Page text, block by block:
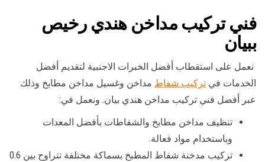
فني تركيب مداخن هندي رخيص
ببيان
نعمل على استقطاب أفضل الخبرات الاجنبية لتقديم أفضل
الخدمات في تركيب شفاط مداخن وغسيل مداخن مطابخ وذلك
عبر أفضل فني تركيب مداخن هندي بيان. ونعمل في:
تنظيف مداخن مطابخ والشفاطات بأفضل المعدات
وباستخدام مواد فعالة.
تركيب مدخنة شفاط المطبخ بسماكة مختلفة تتراوح بين 0.6